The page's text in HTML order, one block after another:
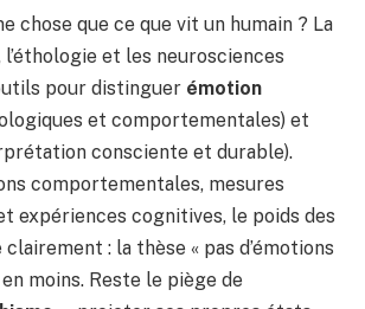
chose que ce que vit un humain ? La
l’éthologie et les neurosciences
pour distinguer émotion
et comportementales) et
consciente et durable).
comportementales, mesures
expériences cognitives, le poids des
: la thèse « pas d’émotions
moins. Reste le piège de